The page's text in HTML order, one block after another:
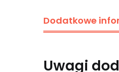
Dodatkowe
Uwagi